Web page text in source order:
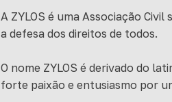
A ZYLOS é uma Associação
a defesa dos direitos de todos.
O nome ZYLOS é derivado do
forte paixão e entusiasmo por